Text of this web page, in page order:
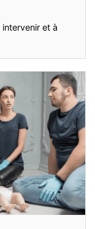
et à